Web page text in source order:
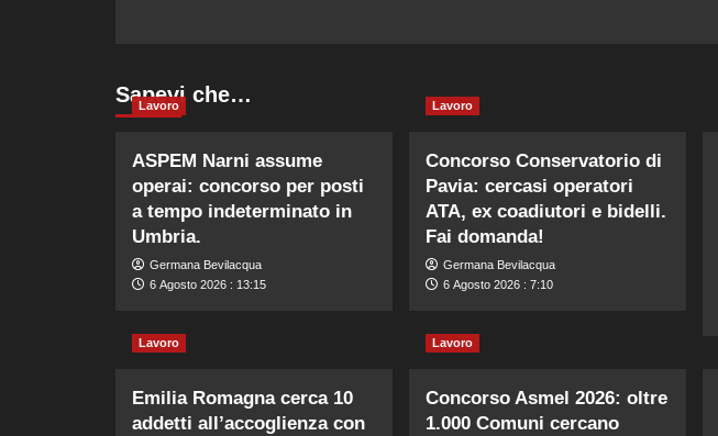
Sapevi che…
Lavoro
ASPEM Narni assume
operai: concorso per posti
a tempo indeterminato in
Umbria.
Germana Bevilacqua
6 Agosto 2026 : 13:15
Lavoro
Concorso Conservatorio di
Pavia: cercasi operatori
ATA, ex coadiutori e bidelli.
Fai domanda!
Germana Bevilacqua
6 Agosto 2026 : 7:10
Lavoro
Emilia Romagna cerca 10
addetti all’accoglienza con
Lavoro
Concorso Asmel 2026: oltre
1.000 Comuni cercano